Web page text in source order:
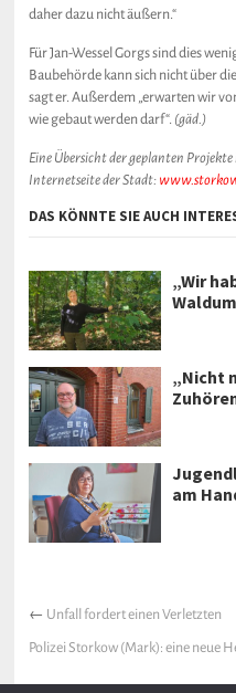
daher dazu nicht äußern.“
Für Jan-Wessel Gorgs sind dies
Baubehörde kann sich nicht über
sagt er. Außerdem „erwarten wir
wie gebaut werden darf“. (gäd.)
Eine Übersicht der geplanten
Internetseite der Stadt:
DAS KÖNNTE SIE AUCH
„Wir
„Nicht
am
← Unfall fordert einen Verletzten
Polizei Storkow (Mark): eine neue